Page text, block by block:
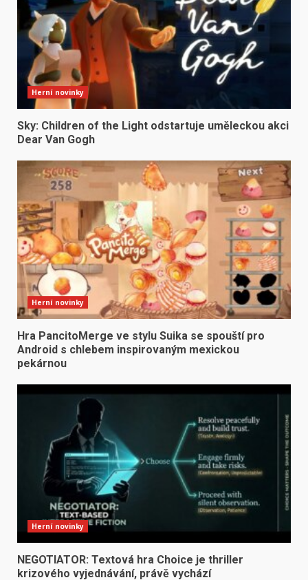
Herní novinky
Sky: Children of the Light odstartuje uměleckou akci
Dear Van Gogh
Herní novinky
Hra PancitoMerge ve stylu Suika se spouští pro
Android s chlebem inspirovaným mexickou
pekárnou
Herní novinky
NEGOTIATOR: Textová hra Choice je thriller
krizového vyjednávání, právě vychází